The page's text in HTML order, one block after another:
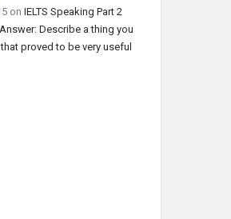
on IELTS Speaking Part 2
Describe a thing you
proved to be very useful